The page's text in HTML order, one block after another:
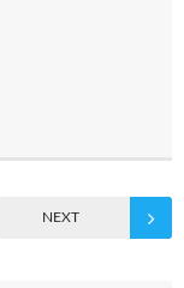
NEXT